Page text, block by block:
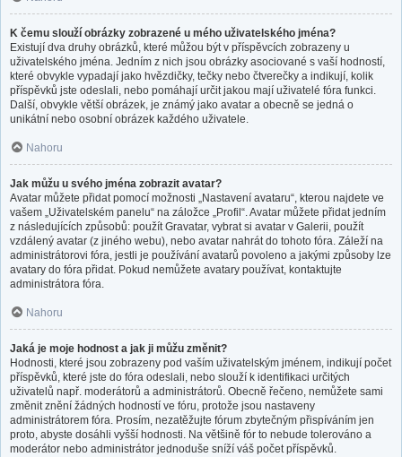
K čemu slouží obrázky zobrazené u mého uživatelského jména?
Existují dva druhy obrázků, které můžou být v příspěvcích zobrazeny u
uživatelského jména. Jedním z nich jsou obrázky asociované s vaší hodností,
které obvykle vypadají jako hvězdičky, tečky nebo čtverečky a indikují, kolik
příspěvků jste odeslali, nebo pomáhají určit jakou mají uživatelé fóra funkci.
Další, obvykle větší obrázek, je známý jako avatar a obecně se jedná o
unikátní nebo osobní obrázek každého uživatele.
Nahoru
Jak můžu u svého jména zobrazit avatar?
Avatar můžete přidat pomocí možnosti „Nastavení avataru“, kterou najdete ve
vašem „Uživatelském panelu“ na záložce „Profil“. Avatar můžete přidat jedním
z následujících způsobů: použít Gravatar, vybrat si avatar v Galerii, použít
vzdálený avatar (z jiného webu), nebo avatar nahrát do tohoto fóra. Záleží na
administrátorovi fóra, jestli je používání avatarů povoleno a jakými způsoby lze
avatary do fóra přidat. Pokud nemůžete avatary používat, kontaktujte
administrátora fóra.
Nahoru
Jaká je moje hodnost a jak ji můžu změnit?
Hodnosti, které jsou zobrazeny pod vaším uživatelským jménem, indikují počet
příspěvků, které jste do fóra odeslali, nebo slouží k identifikaci určitých
uživatelů např. moderátorů a administrátorů. Obecně řečeno, nemůžete sami
změnit znění žádných hodností ve fóru, protože jsou nastaveny
administrátorem fóra. Prosím, nezatěžujte fórum zbytečným přispíváním jen
proto, abyste dosáhli vyšší hodnosti. Na většině fór to nebude tolerováno a
moderátor nebo administrátor jednoduše sníží váš počet příspěvků.